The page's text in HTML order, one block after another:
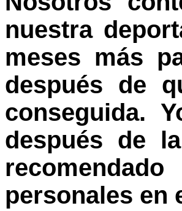
nuestra
meses más
después de
conseguida.
después de
personales en